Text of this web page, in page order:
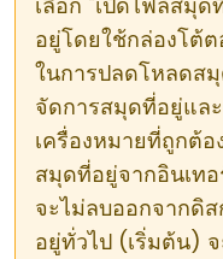
อยู่โดยใช้กล่องโต้
ในการปลดโหลดส
จัดการสมุดที่อยู่แล
เครื่องหมายที่ถูกต้อ
สมุดที่อยู่จากอินเท
จะไม่ลบออกจากดิ
อยู่ทั่วไป (เริ่มต้น)